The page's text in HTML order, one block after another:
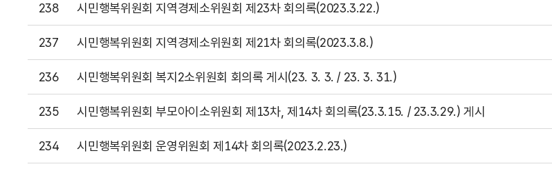
238 시민행복위원회 지역경제소위원회 제23차 회의록(2023.3.22.)
237 시민행복위원회 지역경제소위원회 제21차 회의록(2023.3.8.)
236 시민행복위원회 복지2소위원회 회의록 게시(23. 3. 3. / 23. 3. 31.)
235 시민행복위원회 부모아이소위원회 제13차, 제14차 회의록(23.3.15. / 23.3.29.) 게시
234 시민행복위원회 운영위원회 제14차 회의록(2023.2.23.)